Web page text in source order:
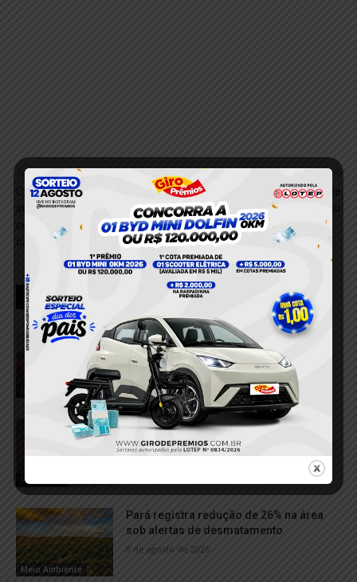
Anterior
Condutor de moto apresenta
suspeita de fratura após
colidir na traseira de uma
caminhonete em Itaituba
Próximo
Alcance seus objetivos: lute
contra a procrastinação
RELACIONADOS
Dupla é presa suspeita de envolvimento
com venda de drogas no bairro
Floresta, em Itaituba
9 de agosto de 2026
Fatalidade
Homem morre após cair de
aproximadamente 5 metros próximo à
orla de Tucuruí
Meio Ambiente
Pará registra redução de 26% na área
sob alertas de desmatamento
8 de agosto de 2026